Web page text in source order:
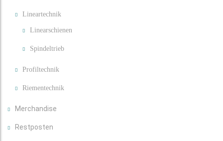
Lineartechnik
Linearschienen
Spindeltrieb
Profiltechnik
Riementechnik
Merchandise
Restposten